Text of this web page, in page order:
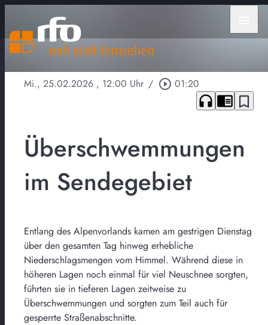
Mi., 25.02.2026 , 12:00 Uhr / play_circle_outline 01:20
headphones chrome_reader_mode bookmark_border
Überschwemmungen
im Sendegebiet
Entlang des Alpenvorlands kamen am gestrigen Dienstag
über den gesamten Tag hinweg erhebliche
Niederschlagsmengen vom Himmel. Während diese in
höheren Lagen noch einmal für viel Neuschnee sorgten,
führten sie in tieferen Lagen zeitweise zu
Überschwemmungen und sorgten zum Teil auch für
gesperrte Straßenabschnitte.